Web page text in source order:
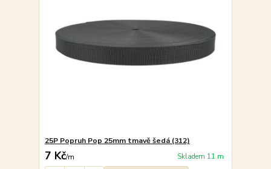
25P Popruh Pop 25mm tmavě šedá (312)
7 Kč/m Skladem 11 m